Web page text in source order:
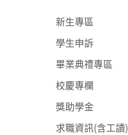
新生專區
學生申訴
畢業典禮專區
校慶專欄
獎助學金
求職資訊(含工讀)